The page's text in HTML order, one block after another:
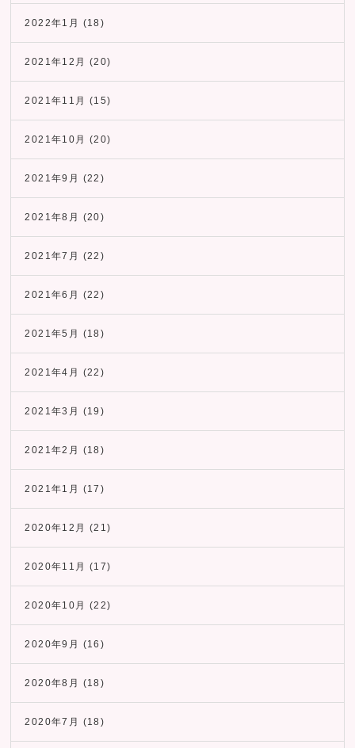
2022年1月 (18)
2021年12月 (20)
2021年11月 (15)
2021年10月 (20)
2021年9月 (22)
2021年8月 (20)
2021年7月 (22)
2021年6月 (22)
2021年5月 (18)
2021年4月 (22)
2021年3月 (19)
2021年2月 (18)
2021年1月 (17)
2020年12月 (21)
2020年11月 (17)
2020年10月 (22)
2020年9月 (16)
2020年8月 (18)
2020年7月 (18)